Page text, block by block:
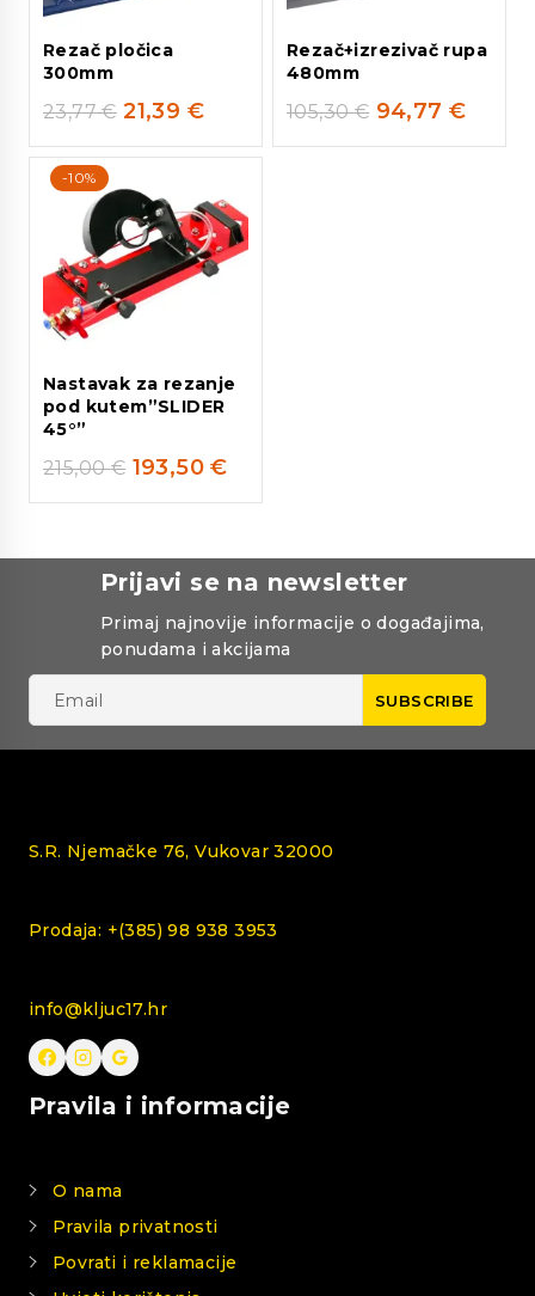
Rezač pločica
300mm
23,77€ 21,39 €
Rezač+izrezivač rupa
480mm
105,30€ 94,77€
-10%
Nastavak za rezanje
pod kutem”SLIDER
45°”
215,00€ 193,50€
Prijavi se na newsletter
Primaj najnovije informacije o događajima,
ponudama i akcijama
S.R. Njemačke 76, Vukovar 32000
Prodaja: +(385) 98 938 3953
info@kljuc17.hr
Pravila i informacije
O nama
Pravila privatnosti
Povrati i reklamacije